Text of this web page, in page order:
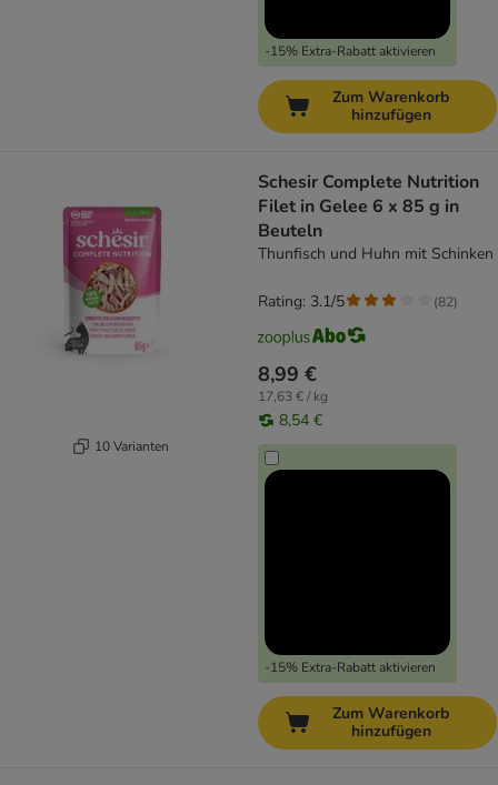
-15% Extra-Rabatt aktivieren
Zum Warenkorb
hinzufügen
10 Varianten
Schesir Complete Nutrition
Filet in Gelee 6 x 85 g in
Beuteln
Thunfisch und Huhn mit Schinken
8,99 €
17,63 € / kg
8,54 €
-15% Extra-Rabatt aktivieren
Rating: 3.1/5 (82)
Zum Warenkorb
hinzufügen